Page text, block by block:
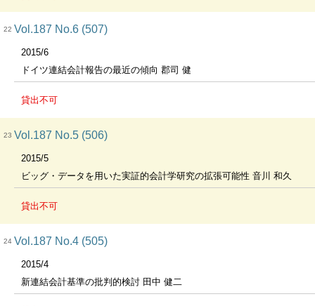
22 Vol.187 No.6 (507)
2015/6
ドイツ連結会計報告の最近の傾向 郡司 健
貸出不可
23 Vol.187 No.5 (506)
2015/5
ビッグ・データを用いた実証的会計学研究の拡張可能性 音川 和久
貸出不可
24 Vol.187 No.4 (505)
2015/4
新連結会計基準の批判的検討 田中 健二